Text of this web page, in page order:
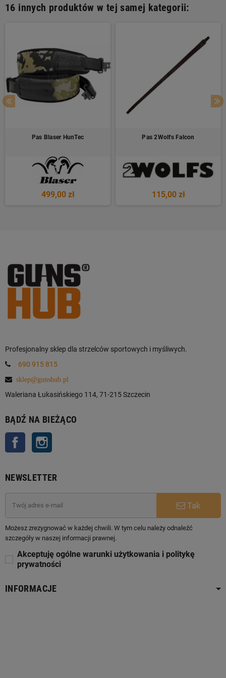
16 innych produktów w tej samej kategorii:
Pas Blaser HunTec
499,00 zł
Pas 2Wolfs Falcon
115,00 zł
Profesjonalny sklep dla strzelców sportowych i myśliwych.
690 915 815
sklep@gunshub.pl
Waleriana Łukasińskiego 114, 71-215 Szczecin
BĄDŹ NA BIEŻĄCO
Facebook
NEWSLETTER
Tak
Możesz zrezygnować w każdej chwili. W tym celu należy odnaleźć
szczegóły w naszej informacji prawnej.
Akceptuję ogólne warunki użytkowania i politykę
prywatności
INFORMACJE